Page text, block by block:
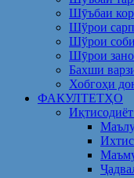
Шӯъбаи
Шўрои
Шўрои
Шӯрои
Бахши
Хобгоҳи
ФАКУЛТЕТҲО